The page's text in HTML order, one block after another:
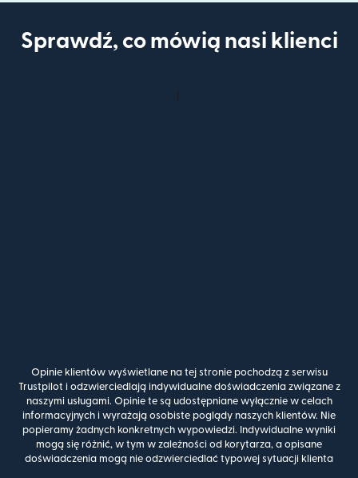
Sprawdź, co mówią nasi klienci
Opinie klientów wyświetlane na tej stronie pochodzą z serwisu
Trustpilot i odzwierciedlają indywidualne doświadczenia związane z
naszymi usługami. Opinie te są udostępniane wyłącznie w celach
informacyjnych i wyrażają osobiste poglądy naszych klientów. Nie
popieramy żadnych konkretnych wypowiedzi. Indywidualne wyniki
mogą się różnić, w tym w zależności od korytarza, a opisane
doświadczenia mogą nie odzwierciedlać typowej sytuacji klienta